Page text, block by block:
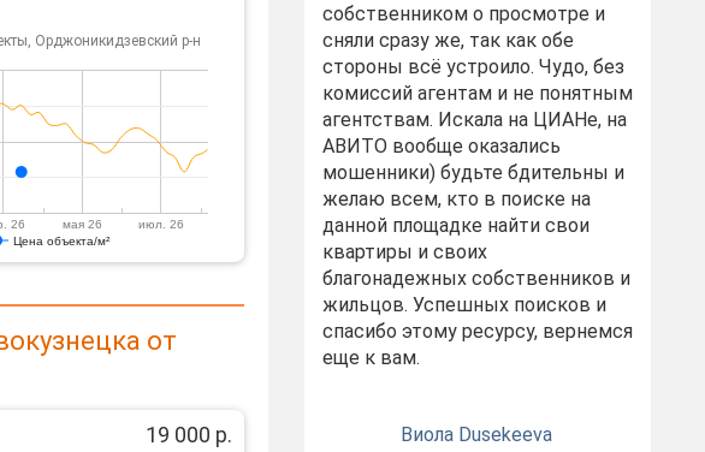
Орджоникидзевский р-н
Цена объекта/м²
26 мая 26 июл. 26
от
19 000 р.
собственником о просмотре и
сняли сразу же, так как обе
стороны всё устроило. Чудо, без
комиссий агентам и не понятным
агентствам. Искала на ЦИАНе, на
АВИТО вообще оказались
мошенники) будьте бдительны и
желаю всем, кто в поиске на
данной площадке найти свои
квартиры и своих
благонадежных собственников и
жильцов. Успешных поисков и
спасибо этому ресурсу, вернемся
еще к вам.
Виола Dusekeeva